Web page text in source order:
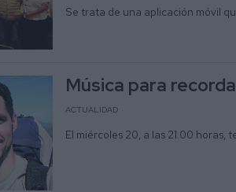
Se trata de una aplicación móvil
Música para
ACTUALIDAD
El miércoles 20, a las 21.00